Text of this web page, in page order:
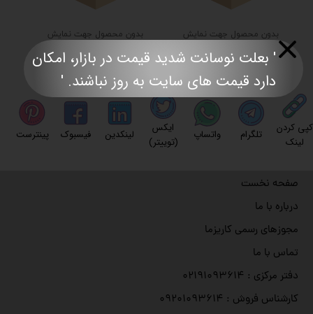
بدون محصول جهت نمایش بدون محصول جهت نمایش
کپی کردن
لینک
تلگرام واتساپ
ایکس
(توییتر)
لینکدین فیسبوک پینترست
اشتراک گذاری این محصول
صفحه نخست
درباره با ما
مجوزهای رسمی کاریزما
تماس با ما
دفتر مرکزی : ۰۲۱۹۱۰۹۳۶۱۴
کارشناس فروش : ۰۹۲۰۱۰۹۳۶۱۴
' بعلت نوسانت شدید قیمت در بازار، امکان
دارد قیمت های سایت به روز نباشند. '​​​​​​​​​​​​​​